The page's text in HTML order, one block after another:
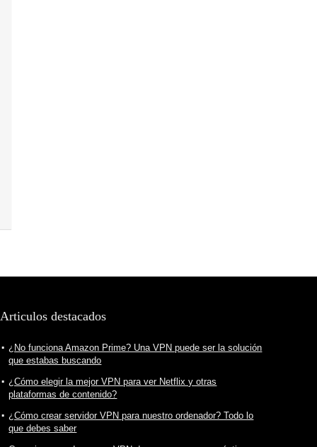
Articulos destacados
¿No funciona Amazon Prime? Una VPN puede ser la solución
que estabas buscando
¿Cómo elegir la mejor VPN para ver Netflix y otras
plataformas de contenido?
¿Cómo crear servidor VPN para nuestro ordenador? Todo lo
que debes saber